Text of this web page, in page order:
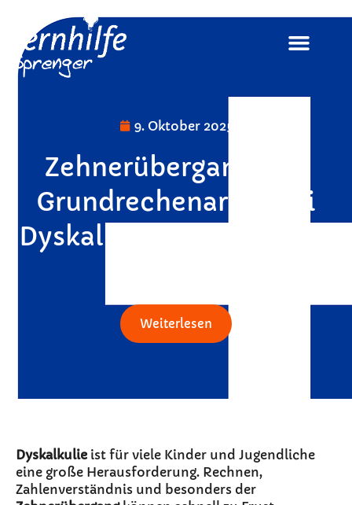
9. Oktober 2025
Zehnerübergang und
Grundrechenarten bei
Dyskalkulie verständlich
Weiterlesen
Dyskalkulie ist für viele Kinder und Jugendliche
eine große Herausforderung. Rechnen,
Zahlenverständnis und besonders der